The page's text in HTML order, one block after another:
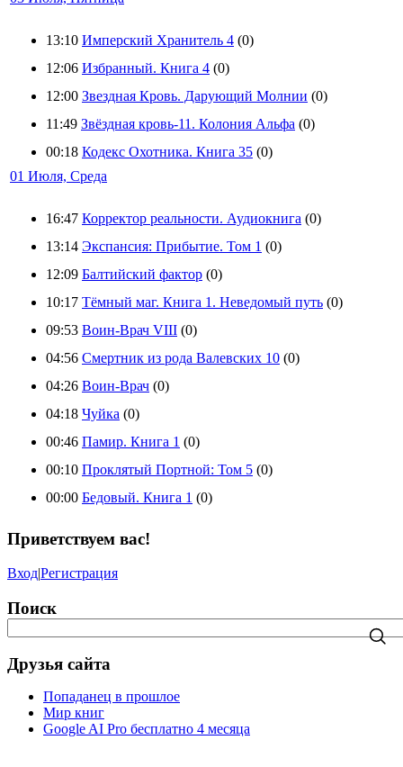
13:10 Имперский Хранитель 4 (0)
12:06 Избранный. Книга 4 (0)
12:00 Звездная Кровь. Дарующий Молнии (0)
11:49 Звёздная кровь-11. Колония Альфа (0)
00:18 Кодекс Охотника. Книга 35 (0)
01 Июля, Среда
16:47 Корректор реальности. Аудиокнига (0)
13:14 Экспансия: Прибытие. Том 1 (0)
12:09 Балтийский фактор (0)
10:17 Тёмный маг. Книга 1. Неведомый путь (0)
09:53 Воин-Врач VIII (0)
04:56 Смертник из рода Валевских 10 (0)
04:26 Воин-Врач (0)
04:18 Чуйка (0)
00:46 Памир. Книга 1 (0)
00:10 Проклятый Портной: Том 5 (0)
00:00 Бедовый. Книга 1 (0)
Приветствуем вас!
Вход|Регистрация
Поиск
Друзья сайта
Попаданец в прошлое
Мир книг
Google AI Pro бесплатно 4 месяца